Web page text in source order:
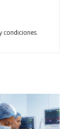
condiciones.